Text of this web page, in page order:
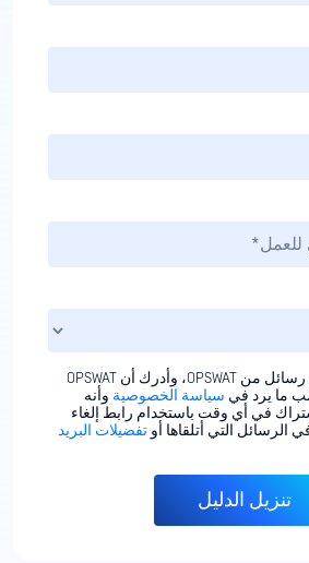
أوافق على تلقي رسائل من OPSWAT، وأدرك أن OPSWAT
ما يرد في سياسة الخصوصية وأنه
في أي وقت باستخدام رابط إلغاء
الرسائل التي أتلقاها أو تفضيلات البريد